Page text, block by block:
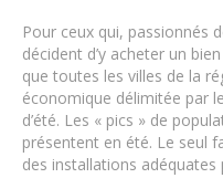
Pour ceux qui, passionnés
décident d’y acheter un
que toutes les villes de la
économique délimitée par
d’été. Les « pics » de
présentent en été. Le seul
des installations